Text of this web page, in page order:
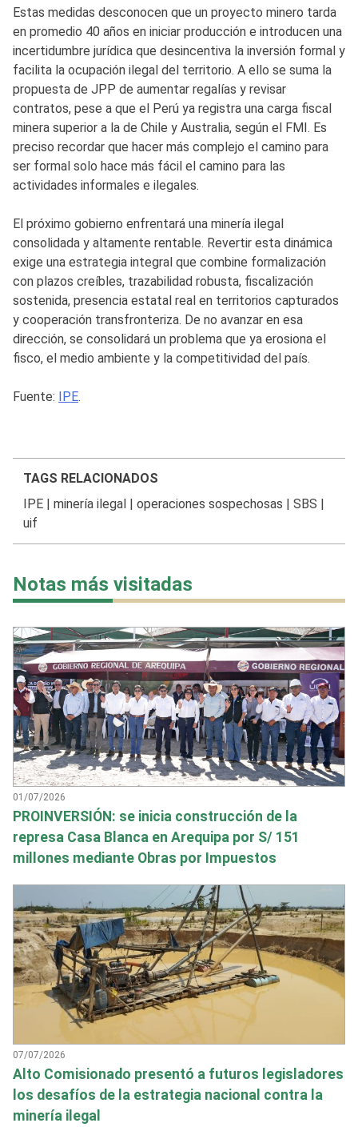
Estas medidas desconocen que un proyecto minero tarda
en promedio 40 años en iniciar producción e introducen una
incertidumbre jurídica que desincentiva la inversión formal y
facilita la ocupación ilegal del territorio. A ello se suma la
propuesta de JPP de aumentar regalías y revisar
contratos, pese a que el Perú ya registra una carga fiscal
minera superior a la de Chile y Australia, según el FMI. Es
preciso recordar que hacer más complejo el camino para
ser formal solo hace más fácil el camino para las
actividades informales e ilegales.
El próximo gobierno enfrentará una minería ilegal
consolidada y altamente rentable. Revertir esta dinámica
exige una estrategia integral que combine formalización
con plazos creíbles, trazabilidad robusta, fiscalización
sostenida, presencia estatal real en territorios capturados
y cooperación transfronteriza. De no avanzar en esa
dirección, se consolidará un problema que ya erosiona el
fisco, el medio ambiente y la competitividad del país.
Fuente: IPE.
TAGS RELACIONADOS
IPE| minería ilegal| operaciones sospechosas | SBS |
uif
Notas más visitadas
01/07/2026
PROINVERSIÓN: se inicia construcción de la
represa Casa Blanca en Arequipa por S/ 151
millones mediante Obras por Impuestos
07/07/2026
Alto Comisionado presentó a futuros legisladores
los desafíos de la estrategia nacional contra la
minería ilegal